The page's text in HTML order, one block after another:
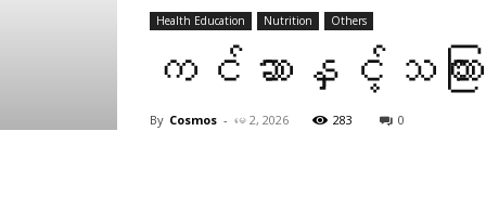
Health Education Nutrition Others
ကင်ဆာနှင့်သကြား
By Cosmos - မေ 2, 2026 283 0